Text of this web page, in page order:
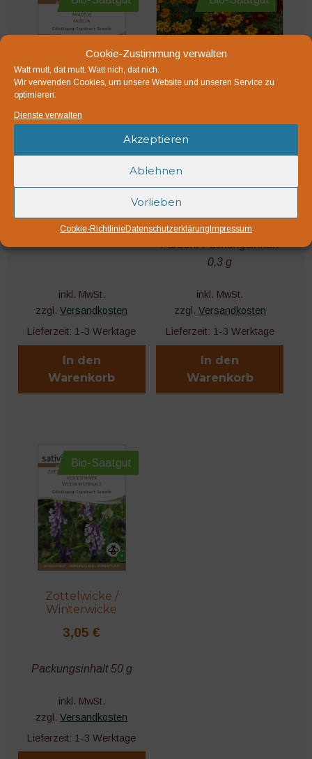
Cookie-Zustimmung verwalten
Watt mutt, dat mutt. Watt nich, dat nich.
Wir verwenden Cookies, um unsere Website und unseren Service zu
optimieren.
Dienste verwalten
Akzeptieren
Ablehnen
Vorlieben
Cookie-RichtlinieDatenschutzerklärungImpressum
2,35€
inkl. MwSt.
zzgl.Versandkosten
Lieferzeit: 1-3 Werktage
In den
Warenkorb
2,95€
Blütenformen- und
Farben. Packungsinhalt
0,3 g
inkl. MwSt.
zzgl. Versandkosten
Lieferzeit: 1-3 Werktage
In den
Warenkorb
Bio-Saatgut
Zottelwicke /
Winterwicke
3,05€
Packungsinhalt 50 g
inkl. MwSt.
zzgl.Versandkosten
Lieferzeit: 1-3 Werktage